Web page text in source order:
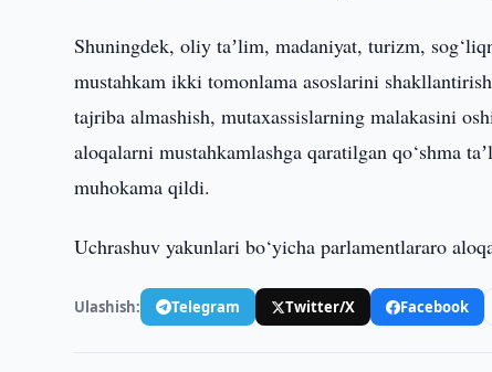
Shuningdek, oliy taʼlim, madaniyat, turizm,
mustahkam ikki tomonlama asoslarini
tajriba almashish, mutaxassislarning malakasini
aloqalarni mustahkamlashga qaratilgan qo‘shma
muhokama qildi.
Uchrashuv yakunlari bo‘yicha parlamentlararo
Ulashish: Telegram Twitter/X Facebook